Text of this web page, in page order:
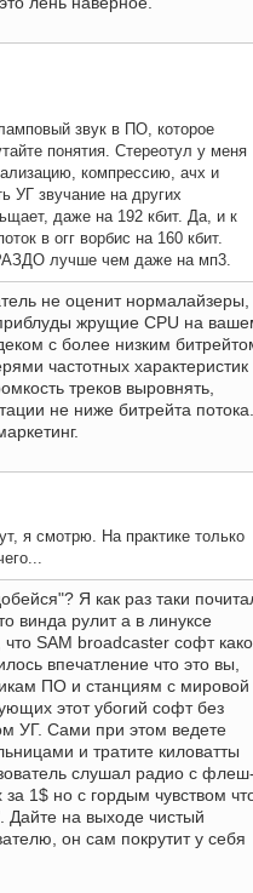
звук в ПО, которое
понятия. Стереотул у меня
компрессию, ачх и
УГ звучание на других
даже на 192 кбит. Да, и к
в огг ворбис на 160 кбит.
лучше чем даже на мп3.
не оценит нормалайзеры,
жрущие CPU на
с более низким
частотных характеристик
треков выровнять,
не ниже битрейта потока.
я смотрю. На практике только
Я как раз таки
винда рулит а в линуксе
SAM broadcaster софт
впечатление что это вы,
ПО и станциям с мировой
этот убогий софт без
УГ. Сами при этом ведете
и тратите киловатты
слушал радио с
1$ но с гордым чувством
Дайте на выходе чистый
он сам покрутит у себя